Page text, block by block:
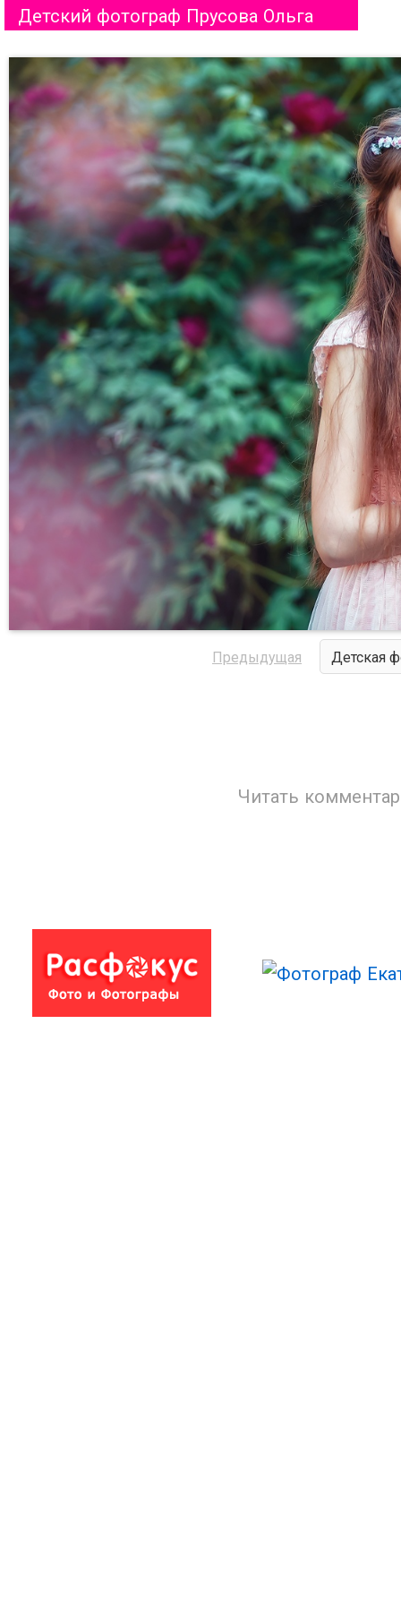
Детский фотограф Прусова Ольга
Предыдущая Детская
Читать